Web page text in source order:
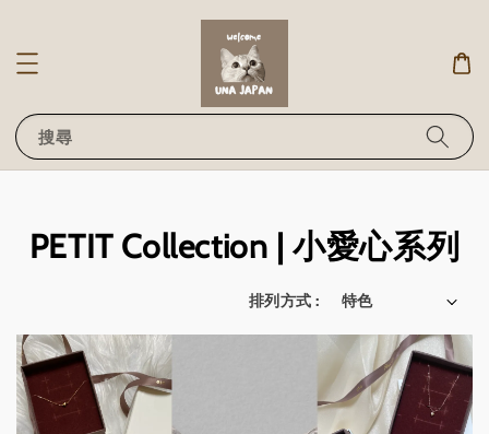
搜尋
PETIT Collection | 小愛心系列
排列方式 :